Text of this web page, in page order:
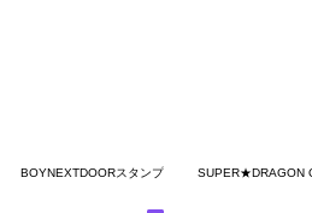
BOYNEXTDOORスタンプ